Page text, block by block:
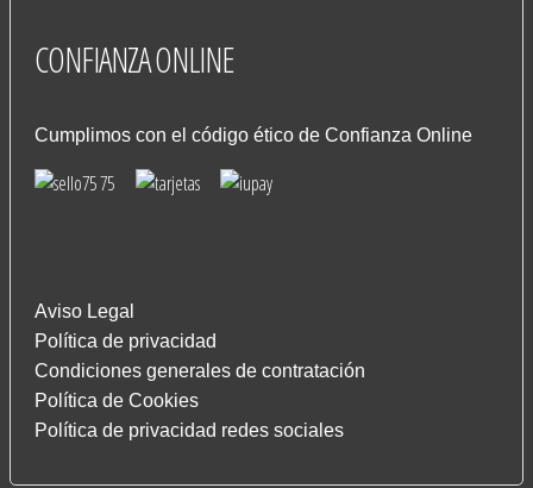
CONFIANZAONLINE
Cumplimos con el código ético de Confianza Online
Aviso Legal
Política de privacidad
Condiciones generales de contratación
Política de Cookies
Política de privacidad redes sociales